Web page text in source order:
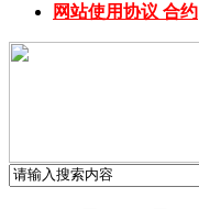
网站使用协议 合约